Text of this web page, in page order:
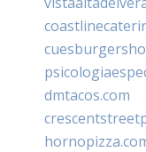
dmtacos.com